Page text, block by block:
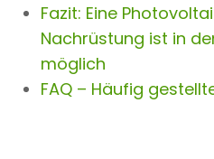
Fazit: Eine
Nachrüstung ist in
möglich
FAQ – Häufig